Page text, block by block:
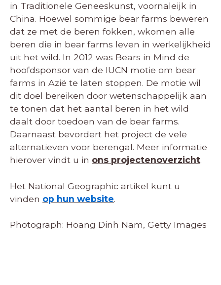
in Traditionele Geneeskunst, voornaleijk in
China. Hoewel sommige bear farms beweren
dat ze met de beren fokken, wkomen alle
beren die in bear farms leven in werkelijkheid
uit het wild. In 2012 was Bears in Mind de
hoofdsponsor van de IUCN motie om bear
farms in Azië te laten stoppen. De motie wil
dit doel bereiken door wetenschappelijk aan
te tonen dat het aantal beren in het wild
daalt door toedoen van de bear farms.
Daarnaast bevordert het project de vele
alternatieven voor berengal. Meer informatie
hierover vindt u in ons projectenoverzicht.
Het National Geographic artikel kunt u
vinden op hun website.
Photograph: Hoang Dinh Nam, Getty Images